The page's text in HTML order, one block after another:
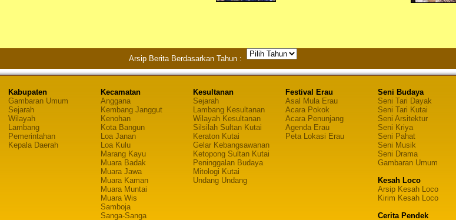
Arsip Berita Berdasarkan Tahun :
Kabupaten
Gambaran Umum
Sejarah
Wilayah
Lambang
Pemerintahan
Kepala Daerah
Kecamatan
Anggana
Kembang Janggut
Kenohan
Kota Bangun
Loa Janan
Loa Kulu
Marang Kayu
Muara Badak
Muara Jawa
Muara Kaman
Muara Muntai
Muara Wis
Samboja
Sanga-Sanga
Kesultanan
Sejarah
Lambang Kesultanan
Wilayah Kesultanan
Silsilah Sultan Kutai
Keraton Kutai
Gelar Kebangsawanan
Ketopong Sultan Kutai
Peninggalan Budaya
Mitologi Kutai
Undang Undang
Festival Erau
Asal Mula Erau
Acara Pokok
Acara Penunjang
Agenda Erau
Peta Lokasi Erau
Seni Budaya
Seni Tari Dayak
Seni Tari Kutai
Seni Arsitektur
Seni Kriya
Seni Pahat
Seni Musik
Seni Drama
Gambaran Umum
Kesah Loco
Arsip Kesah Loco
Kirim Kesah Loco
Cerita Pendek